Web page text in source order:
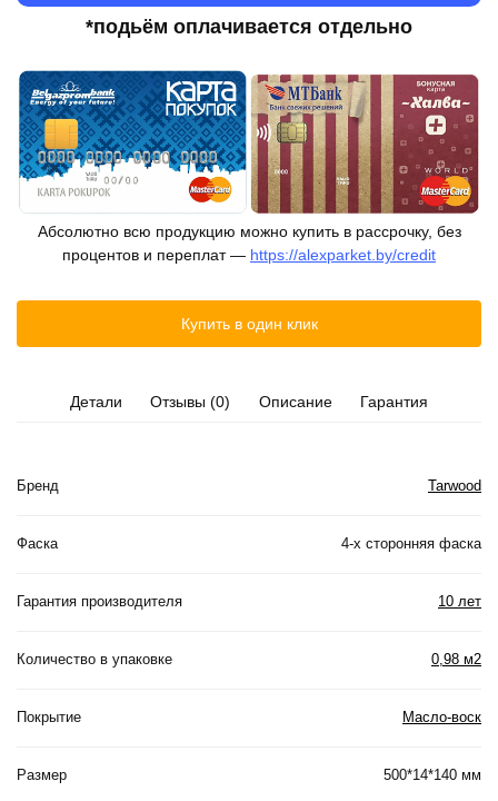
*подьём оплачивается отдельно
Абсолютно всю продукцию можно купить в рассрочку, без
процентов и переплат — https://alexparket.by/credit
Купить в один клик
Детали Отзывы (0) Описание Гарантия
Бренд Tarwood
Фаска 4-х сторонняя фаска
Гарантия производителя 10 лет
Количество в упаковке 0,98 м2
Покрытие Масло-воск
Размер 500*14*140 мм